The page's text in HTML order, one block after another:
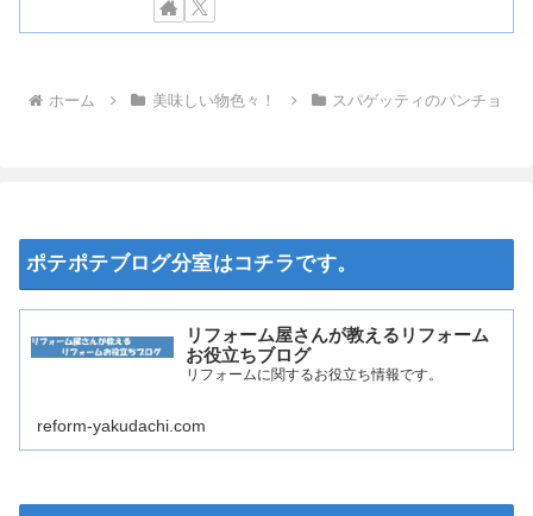
ホーム 美味しい物色々！ スパゲッティのパンチョ
ポテポテブログ分室はコチラです。
リフォーム屋さんが教えるリフォーム
お役立ちブログ
リフォームに関するお役立ち情報です。
reform-yakudachi.com